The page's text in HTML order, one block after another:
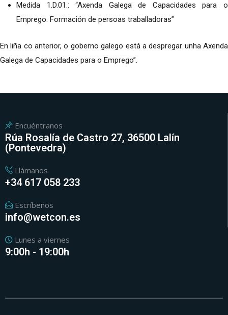
Medida 1.D.01.: “Axenda Galega de Capacidades para o
Emprego. Formación de persoas traballadoras”
En liña co anterior, o goberno galego está a despregar unha Axenda
Galega de Capacidades para o Emprego”.
Encuéntranos
Rúa Rosalía de Castro 27, 36500 Lalín
(Pontevedra)
Llámanos
+34 617 058 233
Escríbenos
info@wetcon.es
Lunes a viernes
9:00h - 19:00h